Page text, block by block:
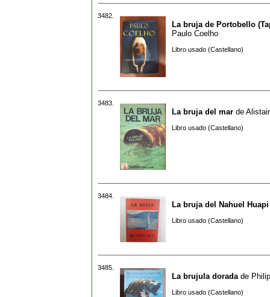
3482.
La bruja de Portobello
Paulo Coelho
Libro usado (Castellano)
3483.
La bruja del mar de
Libro usado (Castellano)
3484.
La bruja del Nahuel Huapi
Libro usado (Castellano)
3485.
La brujula dorada de
Libro usado (Castellano)